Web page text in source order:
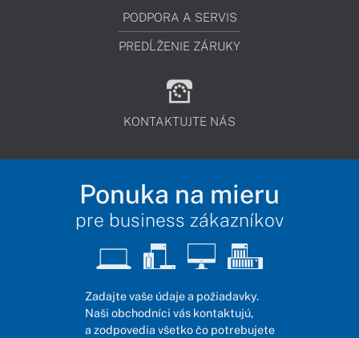
PODPORA A SERVIS
PREDĹŽENIE ZÁRUKY
KONTAKTUJTE NÁS
Ponuka na mieru
pre business zákazníkov
Zadajte vaše údaje a požiadavky.
Naši obchodníci vás kontaktujú,
a zodpovedia všetko čo potrebujete